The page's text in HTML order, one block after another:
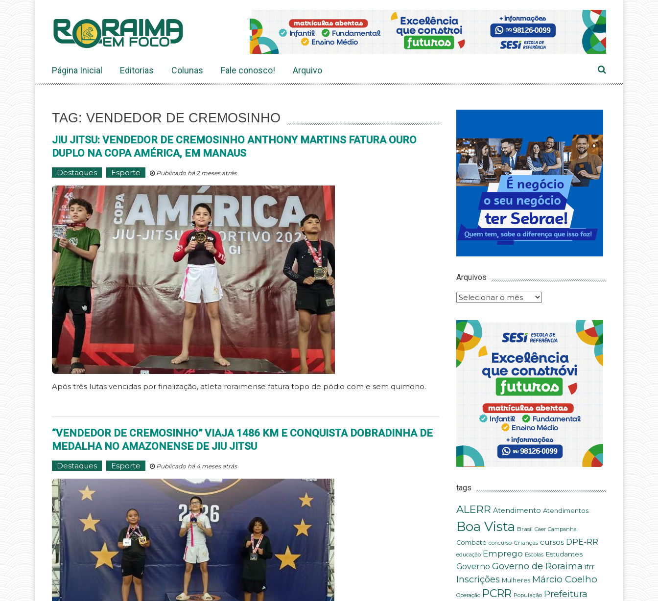
conteúdo
Página Inicial Editorias Colunas Fale conosco! Arquivo
TAG: VENDEDOR DE CREMOSINHO
JIU JITSU: VENDEDOR DE CREMOSINHO ANTHONY MARTINS FATURA OURO
DUPLO NA COPA AMÉRICA, EM MANAUS
Destaques Esporte Publicado há 2 meses atrás
Após três lutas vencidas por finalização, atleta roraimense fatura topo de pódio com e sem quimono.
“VENDEDOR DE CREMOSINHO” VIAJA 1486 KM E CONQUISTA DOBRADINHA DE
MEDALHA NO AMAZONENSE DE JIU JITSU
Destaques Esporte Publicado há 4 meses atrás
Arquivos
Arquivos
tags
ALERR Atendimento Atendimentos
Boa Vista Brasil Caer Campanha
Combate concurso Crianças cursos DPE-RR
educação Emprego Escolas Estudantes
Governo Governo de Roraima ifrr
Inscrições Mulheres Márcio Coelho
Operação PCRR População Prefeitura